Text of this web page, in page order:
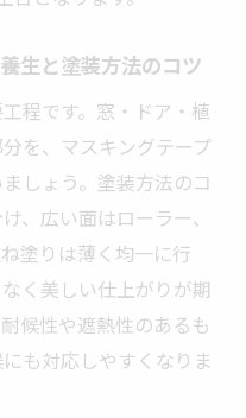
生と塗装方法のコツ
程です。窓・ドア・植
を、マスキングテープ
しょう。塗装方法のコ
、広い面はローラー、
塗りは薄く均一に行
く美しい仕上がりが期
候性や遮熱性のあるも
も対応しやすくなりま